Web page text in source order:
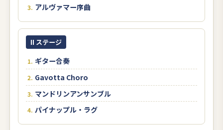
アルヴァマー序曲
II ステージ
ギター合奏
Gavotta Choro
マンドリンアンサンブル
パイナップル・ラグ